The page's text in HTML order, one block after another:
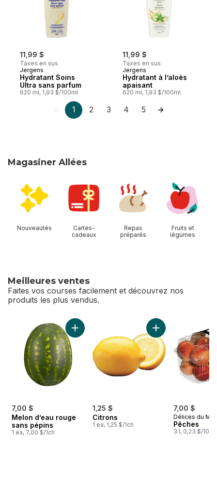
11,99 $
Taxes en sus
Jergens
Hydratant Soins
Ultra sans parfum
620 ml, 1,93 $/100ml
11,99 $
Taxes en sus
Jergens
Hydratant à l’aloès
apaisant
620 ml, 1,93 $/100ml
1 2 3 4 5
Magasiner Allées
Nouveautés
Cartes-
cadeaux
Repas
préparés
Fruits et
légumes
Meilleures ventes
Faites vos courses facilement et découvrez nos
produits les plus vendus.
sauter Meilleures ventes
7,00 $
Melon d’eau rouge
sans pépins
1 ea, 7,00 $/1ch
Ajouter Melon d’eau rouge sans pépins au
1,25 $
Citrons
1 ea, 1,25 $/1ch
Ajouter Citrons au
7,00 $
Délices du
Pêches
3 l, 0,23 $/